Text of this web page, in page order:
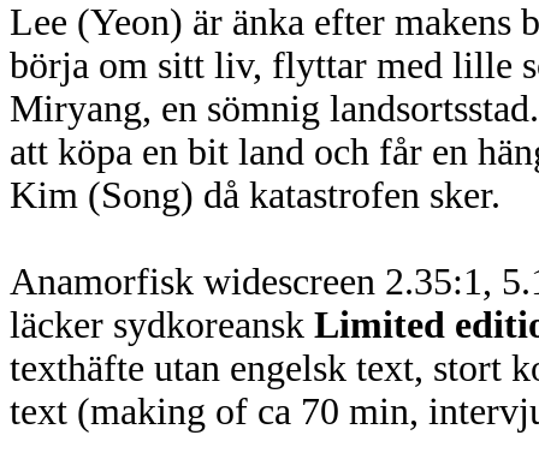
Lee (Yeon) är änka efter
börja om sitt liv, flyttar med lille
Miryang, en sömnig
att köpa en bit land och får en
Kim (Song) då katastrofen sker.
Anamorfisk widescreen 2.35:1,
läcker sydkoreansk Limited
texthäfte utan engelsk text, stort
text (making of ca 70 min,